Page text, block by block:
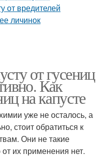
от гусениц
Как
на капусте
уже не осталось, а
стоит обратиться к
Они не такие
их применения нет.